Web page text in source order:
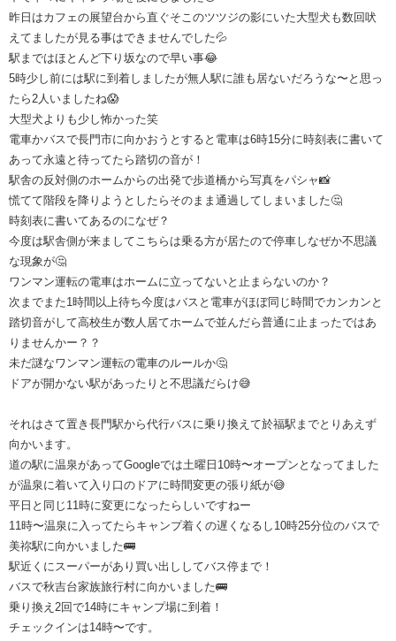
昨日はカフェの展望台から直ぐそこのツツジの影にいた大型犬も数回吠
えてましたが見る事はできませんでした💦
駅まではほとんど下り坂なので早い事😂
5時少し前には駅に到着しましたが無人駅に誰も居ないだろうな〜と思っ
たら2人いましたね😱
大型犬よりも少し怖かった笑
電車かバスで長門市に向かおうとすると電車は6時15分に時刻表に書いて
あって永遠と待ってたら踏切の音が！
駅舎の反対側のホームからの出発で歩道橋から写真をパシャ📸
慌てて階段を降りようとしたらそのまま通過してしまいました🤔
時刻表に書いてあるのになぜ？
今度は駅舎側が来ましてこちらは乗る方が居たので停車しなぜか不思議
な現象が🤔
ワンマン運転の電車はホームに立ってないと止まらないのか？
次までまた1時間以上待ち今度はバスと電車がほぼ同じ時間でカンカンと
踏切音がして高校生が数人居てホームで並んだら普通に止まったではあ
りませんかー？？
未だ謎なワンマン運転の電車のルールか🤔
ドアが開かない駅があったりと不思議だらけ😅
それはさて置き長門駅から代行バスに乗り換えて於福駅までとりあえず
向かいます。
道の駅に温泉があってGoogleでは土曜日10時〜オープンとなってました
が温泉に着いて入り口のドアに時間変更の張り紙が😅
平日と同じ11時に変更になったらしいですねー
11時〜温泉に入ってたらキャンプ着くの遅くなるし10時25分位のバスで
美祢駅に向かいました🚌
駅近くにスーパーがあり買い出ししてバス停まで！
バスで秋吉台家族旅行村に向かいました🚌
乗り換え2回で14時にキャンプ場に到着！
チェックインは14時〜です。